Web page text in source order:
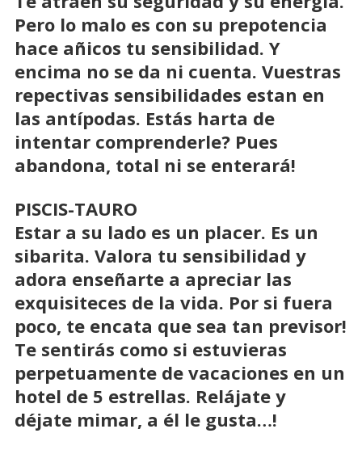
Pero lo malo es con su prepotencia
hace añicos tu sensibilidad. Y
encima no se da ni cuenta. Vuestras
repectivas sensibilidades estan en
las antípodas. Estás harta de
intentar comprenderle? Pues
abandona, total ni se enterará!
PISCIS-TAURO
Estar a su lado es un placer. Es un
sibarita. Valora tu sensibilidad y
adora enseñarte a apreciar las
exquisiteces de la vida. Por si fuera
poco, te encata que sea tan previsor!
Te sentirás como si estuvieras
perpetuamente de vacaciones en un
hotel de 5 estrellas. Relájate y
déjate mimar, a él le gusta…!